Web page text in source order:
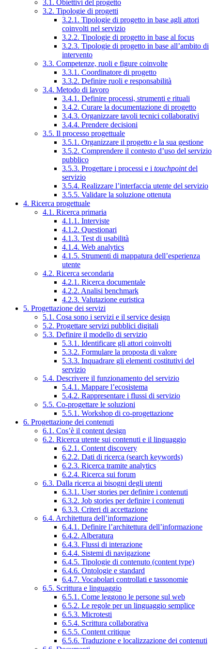
3.1. Obiettivi del progetto
3.2. Tipologie di progetti
3.2.1. Tipologie di progetto in base agli attori
coinvolti nel servizio
3.2.2. Tipologie di progetto in base al focus
3.2.3. Tipologie di progetto in base all’ambito di
intervento
3.3. Competenze, ruoli e figure coinvolte
3.3.1. Coordinatore di progetto
3.3.2. Definire ruoli e responsabilità
3.4. Metodo di lavoro
3.4.1. Definire processi, strumenti e rituali
3.4.2. Curare la documentazione di progetto
3.4.3. Organizzare tavoli tecnici collaborativi
3.4.4. Prendere decisioni
3.5. Il processo progettuale
3.5.1. Organizzare il progetto e la sua gestione
3.5.2. Comprendere il contesto d’uso del servizio
pubblico
3.5.3. Progettare i processi e i touchpointdel
servizio
3.5.4. Realizzare l’interfaccia utente del servizio
3.5.5. Validare la soluzione ottenuta
4. Ricerca progettuale
4.1. Ricerca primaria
4.1.1. Interviste
4.1.2. Questionari
4.1.3. Test di usabilità
4.1.4. Web analytics
4.1.5. Strumenti di mappatura dell’esperienza
utente
4.2. Ricerca secondaria
4.2.1. Ricerca documentale
4.2.2. Analisi benchmark
4.2.3. Valutazione euristica
5. Progettazione dei servizi
5.1. Cosa sono i servizi e il service design
5.2. Progettare servizi pubblici digitali
5.3. Definire il modello di servizio
5.3.1. Identificare gli attori coinvolti
5.3.2. Formulare la proposta di valore
5.3.3. Inquadrare gli elementi costitutivi del
servizio
5.4. Descrivere il funzionamento del servizio
5.4.1. Mappare l’ecosistema
5.4.2. Rappresentare i flussi di servizio
5.5. Co-progettare le soluzioni
5.5.1. Workshop di co-progettazione
6. Progettazione dei contenuti
6.1. Cos’è il content design
6.2. Ricerca utente sui contenuti e il linguaggio
6.2.1. Content discovery
6.2.2. Dati di ricerca (search keywords)
6.2.3. Ricerca tramite analytics
6.2.4. Ricerca sui forum
6.3. Dalla ricerca ai bisogni degli utenti
6.3.1. User stories per definire i contenuti
6.3.2. Job stories per definire i contenuti
6.3.3. Criteri di accettazione
6.4. Architettura dell’informazione
6.4.1. Definire l’architettura dell’informazione
6.4.2. Alberatura
6.4.3. Flussi di interazione
6.4.4. Sistemi di navigazione
6.4.5. Tipologie di contenuto (content type)
6.4.6. Ontologie e standard
6.4.7. Vocabolari controllati e tassonomie
6.5. Scrittura e linguaggio
6.5.1. Come leggono le persone sul web
6.5.2. Le regole per un linguaggio semplice
6.5.3. Microtesti
6.5.4. Scrittura collaborativa
6.5.5. Content critique
6.5.6. Traduzione e localizzazione dei contenuti